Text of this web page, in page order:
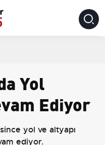
Yol
Ediyor
yol ve altyapı
ediyor.